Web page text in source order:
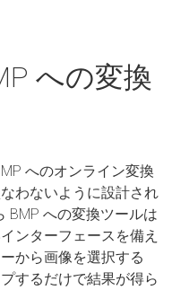
への変換
へのオンライン変換
わないように設計され
BMP への変換ツールは
ンターフェースを備え
から画像を選択する
するだけで結果が得ら